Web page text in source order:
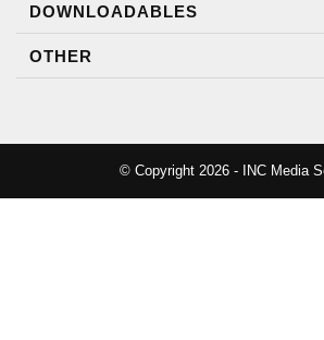
DOWNLOADABLES
OTHER
© Copyright 2026 - INC Media